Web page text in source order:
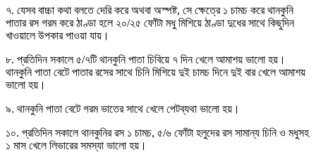
৭. যেসব বাচ্চা কথা বলতে দেরি করে অথবা অস্পষ্ট, সে ক্ষেত্রে ১ চামচ করে থানকুনি
পাতার রস গরম করে ঠাণ্ডা হলে ২০/২৫ ফোঁটা মধু মিশিয়ে ঠাণ্ডা দুধের সাথে কিছুদিন
খাওয়ালে উপকার পাওয়া যায়।
৮. প্রতিদিন সকালে ৫/৭টি থানকুনি পাতা চিবিয়ে ৭ দিন খেলে আমাশয় ভালো হয়।
থানকুনি পাতা বেটে পাতার রসের সাথে চিনি মিশিয়ে দুই চামচ দিনে দুই বার খেলে আমাশয়
ভালো হয়।
৯. থানকুনি পাতা বেটে গরম ভাতের সাথে খেলে পেটব্যথা ভালো হয়।
১০. প্রতিদিন সকালে থানকুনির রস ১ চামচ, ৫/৬ ফোঁটা হলুদের রস সামান্য চিনি ও মধুসহ
১ মাস খেলে লিভারের সমস্যা ভালো হয়।